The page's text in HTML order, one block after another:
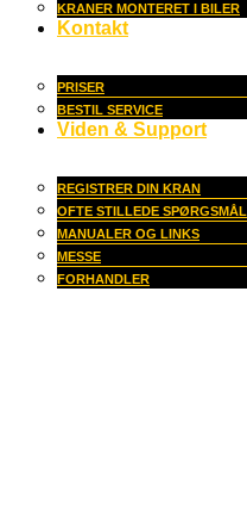
KRANER MONTERET I BILER
Kontakt
PRISER
BESTIL SERVICE
Viden & Support
REGISTRER DIN KRAN
OFTE STILLEDE SPØRGSMÅL
MANUALER OG LINKS
MESSE
FORHANDLER